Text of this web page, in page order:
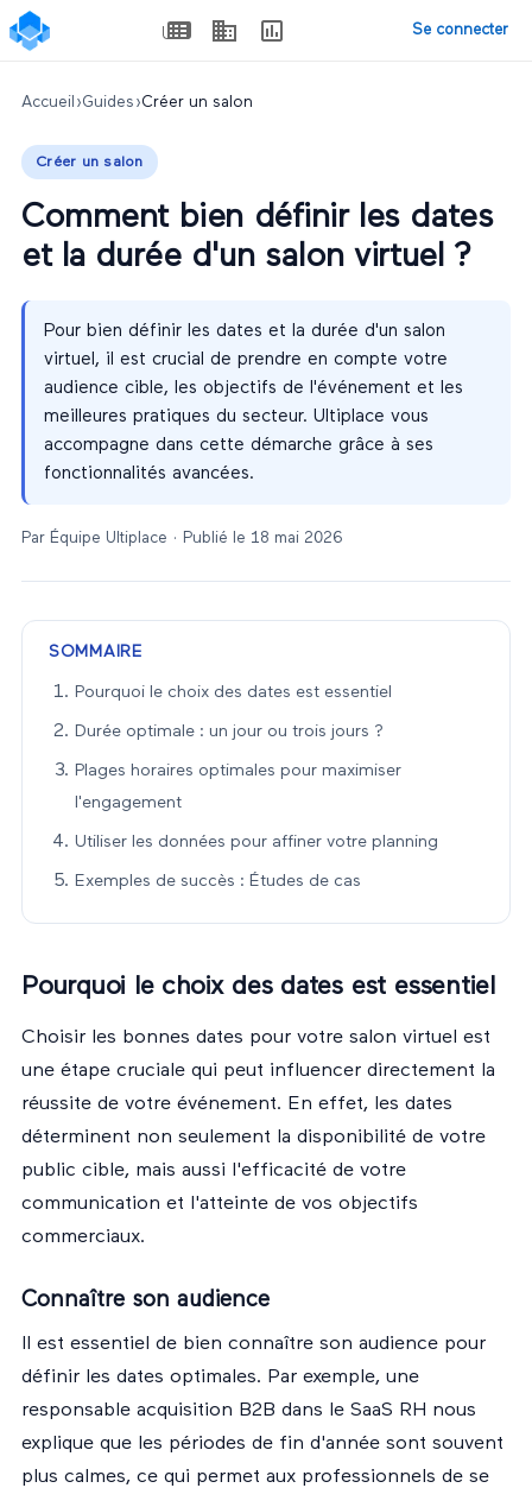
Se connecter
Accueil ›Guides ›Créer un salon
Créer un salon
Comment bien définir les dates
et la durée d'un salon virtuel ?
Pour bien définir les dates et la durée d'un salon
virtuel, il est crucial de prendre en compte votre
audience cible, les objectifs de l'événement et les
meilleures pratiques du secteur. Ultiplace vous
accompagne dans cette démarche grâce à ses
fonctionnalités avancées.
Par Équipe Ultiplace · Publié le 18 mai 2026
SOMMAIRE
Pourquoi le choix des dates est essentiel
Durée optimale : un jour ou trois jours ?
Plages horaires optimales pour maximiser
l'engagement
Utiliser les données pour affiner votre planning
Exemples de succès : Études de cas
Pourquoi le choix des dates est essentiel
Choisir les bonnes dates pour votre salon virtuel est
une étape cruciale qui peut influencer directement la
réussite de votre événement. En effet, les dates
déterminent non seulement la disponibilité de votre
public cible, mais aussi l'efficacité de votre
communication et l'atteinte de vos objectifs
commerciaux.
Connaître son audience
Il est essentiel de bien connaître son audience pour
définir les dates optimales. Par exemple, une
responsable acquisition B2B dans le SaaS RH nous
explique que les périodes de fin d'année sont souvent
plus calmes, ce qui permet aux professionnels de se